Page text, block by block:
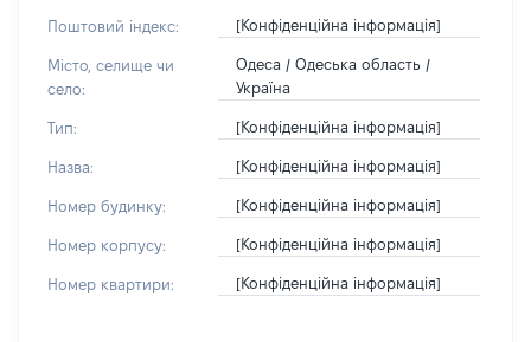
Поштовий індекс: [Конфіденційна інформація]
Місто, селище чи
село:
Одеса / Одеська область /
Україна
Тип: [Конфіденційна інформація]
Назва: [Конфіденційна інформація]
Номер будинку: [Конфіденційна інформація]
Номер корпусу: [Конфіденційна інформація]
Номер квартири: [Конфіденційна інформація]